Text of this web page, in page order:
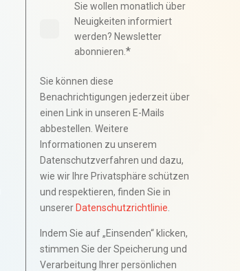
Sie wollen monatlich über
Neuigkeiten informiert
werden? Newsletter
abonnieren.*
Sie können diese
Benachrichtigungen jederzeit über
einen Link in unseren E-Mails
abbestellen. Weitere
Informationen zu unserem
Datenschutzverfahren und dazu,
wie wir Ihre Privatsphäre schützen
und respektieren, finden Sie in
unserer Datenschutzrichtlinie
Indem Sie auf „Einsenden“ klicken,
stimmen Sie der Speicherung und
Verarbeitung Ihrer persönlichen